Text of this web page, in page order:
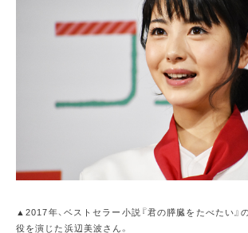
▲2017年、ベストセラー小説『君の膵臓をたべたい』
役を演じた浜辺美波さん。